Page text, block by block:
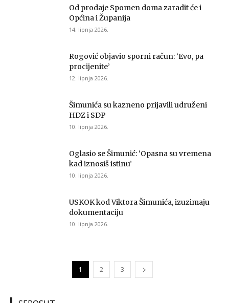
Od prodaje Spomen doma zaradit će i
Općina i Županija
14. lipnja 2026.
Rogović objavio sporni račun: ‘Evo, pa
procijenite’
12. lipnja 2026.
Šimunića su kazneno prijavili udruženi
HDZ i SDP
10. lipnja 2026.
Oglasio se Šimunić: ‘Opasna su vremena
kad iznosiš istinu’
10. lipnja 2026.
USKOK kod Viktora Šimunića, izuzimaju
dokumentaciju
10. lipnja 2026.
1 2 3